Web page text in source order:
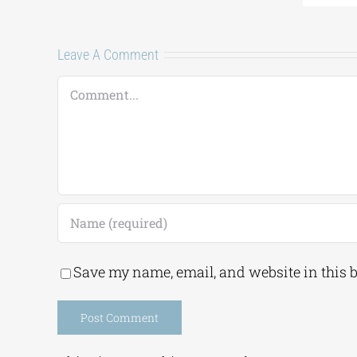
Leave A Comment
Comment
Save my name, email, and website in this